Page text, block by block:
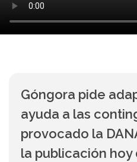
Góngora pide
ayuda a las
provocado la
la publicación hoy